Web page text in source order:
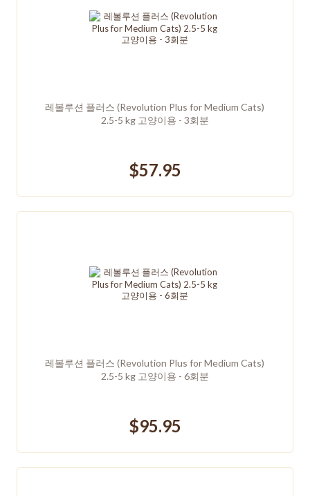
레볼루션 플러스 (Revolution Plus for Medium Cats)
2.5-5 kg 고양이용 - 3회분
$57.95
레볼루션 플러스 (Revolution Plus for Medium Cats)
2.5-5 kg 고양이용 - 6회분
$95.95